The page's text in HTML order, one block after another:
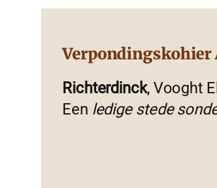
Verpondingskohier
Richterdinck, Vooght
Een ledige stede